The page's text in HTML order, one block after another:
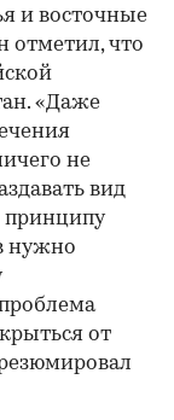
и восточные
отметил, что
«Даже
не
вид
принципу
нужно
от